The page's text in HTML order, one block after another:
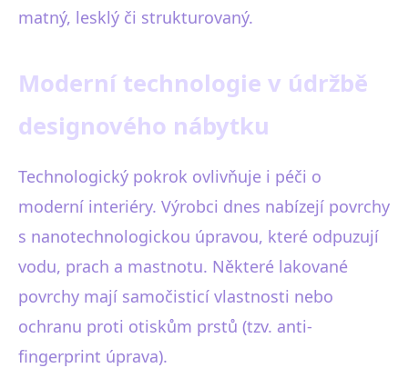
matný, lesklý či strukturovaný.
Moderní technologie v údržbě
designového nábytku
Technologický pokrok ovlivňuje i péči o
moderní interiéry. Výrobci dnes nabízejí povrchy
s nanotechnologickou úpravou, které odpuzují
vodu, prach a mastnotu. Některé lakované
povrchy mají samočisticí vlastnosti nebo
ochranu proti otiskům prstů (tzv. anti-
fingerprint úprava).